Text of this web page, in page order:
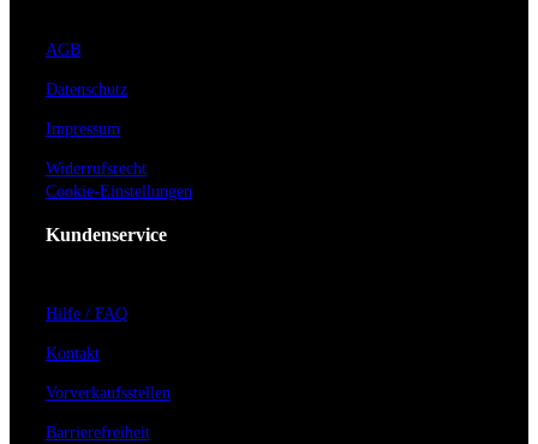
AGB
Datenschutz
Impressum
Widerrufsrecht
Cookie-Einstellungen
Kundenservice
Hilfe / FAQ
Kontakt
Vorverkaufsstellen
Barrierefreiheit